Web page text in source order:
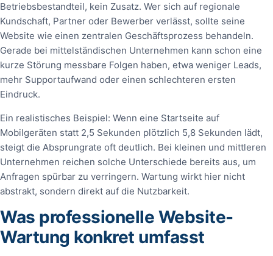
Betriebsbestandteil, kein Zusatz. Wer sich auf regionale
Kundschaft, Partner oder Bewerber verlässt, sollte seine
Website wie einen zentralen Geschäftsprozess behandeln.
Gerade bei mittelständischen Unternehmen kann schon eine
kurze Störung messbare Folgen haben, etwa weniger Leads,
mehr Supportaufwand oder einen schlechteren ersten
Eindruck.
Ein realistisches Beispiel: Wenn eine Startseite auf
Mobilgeräten statt 2,5 Sekunden plötzlich 5,8 Sekunden lädt,
steigt die Absprungrate oft deutlich. Bei kleinen und mittleren
Unternehmen reichen solche Unterschiede bereits aus, um
Anfragen spürbar zu verringern. Wartung wirkt hier nicht
abstrakt, sondern direkt auf die Nutzbarkeit.
Was professionelle Website-
Wartung konkret umfasst